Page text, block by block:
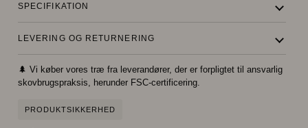
SPECIFIKATION
LEVERING OG RETURNERING
🌲 Vi køber vores træ fra leverandører, der er forpligtet til ansvarlig
skovbrugspraksis, herunder FSC-certificering.
PRODUKTSIKKERHED